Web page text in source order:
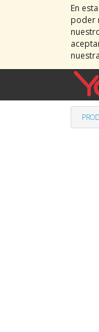
En
poder
nuestra